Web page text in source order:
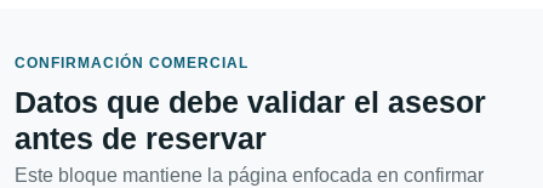
CONFIRMACIÓN COMERCIAL
Datos que debe validar el asesor
antes de reservar
Este bloque mantiene la página enfocada en confirmar